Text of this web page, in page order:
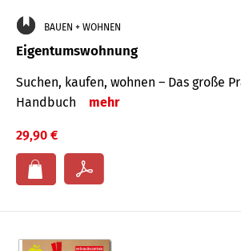
BAUEN + WOHNEN
Eigentumswohnung
Suchen, kaufen, wohnen – Das große
Handbuch
mehr
29,90 €